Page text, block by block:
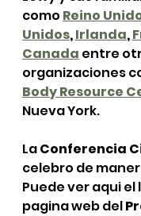
como Reino
Unidos, Irlanda,
Canada entre
organizaciones
Body Resource
Nueva York.
La Conferencia
celebro de
Puede ver aqui el
pagina web del